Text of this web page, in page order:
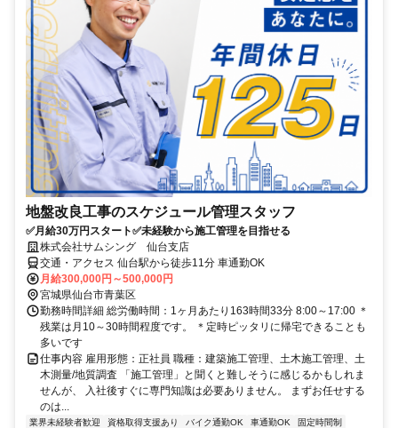
地盤改良工事のスケジュール管理スタッフ
✅月給30万円スタート✅未経験から施工管理を目指せる
株式会社サムシング 仙台支店
交通・アクセス 仙台駅から徒歩11分 車通勤OK
月給300,000円～500,000円
宮城県仙台市青葉区
勤務時間詳細 総労働時間：1ヶ月あたり163時間33分 8:00～17:00 ＊
残業は月10～30時間程度です。 ＊定時ピッタリに帰宅できることも
多いです
仕事内容 雇用形態：正社員 職種：建築施工管理、土木施工管理、土
木測量/地質調査 「施工管理」と聞くと難しそうに感じるかもしれま
せんが、 入社後すぐに専門知識は必要ありません。 まずお任せする
のは...
業界未経験者歓迎 資格取得支援あり バイク通勤OK 車通勤OK
固定時間制